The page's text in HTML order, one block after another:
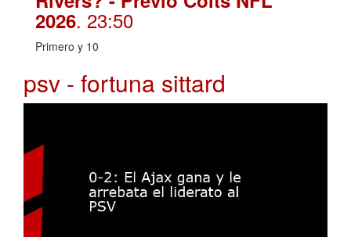
2026. 23:50
Primero y 10
psv - fortuna sittard